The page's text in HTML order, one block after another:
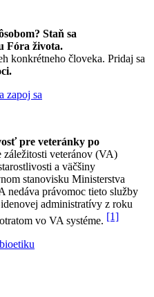
Staň sa
Fóra života.
konkrétneho človeka. Pridaj sa
zapoj sa
pre veteránky po
záležitosti veteránov (VA)
a väčšiny
stanovisku Ministerstva
nedáva právomoc tieto služby
administratívy z roku
vo VA systéme. [1]